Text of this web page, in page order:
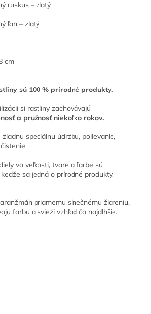
ruskus – zlatý
ľan – zlatý
cm
sú 100 % prírodné produkty.
si rastliny zachovávajú
a pružnosť niekoľko rokov.
žiadnu špeciálnu údržbu, polievanie,
vo veľkosti, tvare a farbe sú
sa jedná o prírodné produkty.
priamemu slnečnému žiareniu,
farbu a svieži vzhľad čo najdlhšie.